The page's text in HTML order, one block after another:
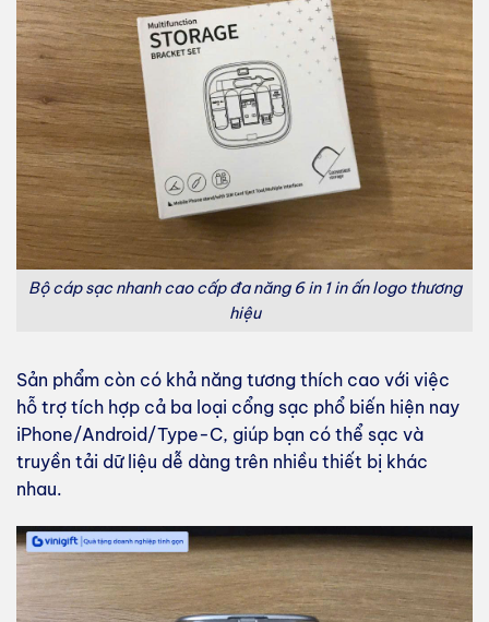
Bộ cáp sạc nhanh cao cấp đa năng 6 in 1 in ấn logo thương
hiệu
Sản phẩm còn có khả năng tương thích cao với việc
hỗ trợ tích hợp cả ba loại cổng sạc phổ biến hiện nay
iPhone/Android/Type-C, giúp bạn có thể sạc và
truyền tải dữ liệu dễ dàng trên nhiều thiết bị khác
nhau.